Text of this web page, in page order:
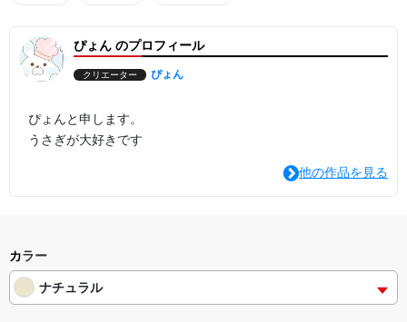
ぴょん のプロフィール
クリエーター ぴょん
ぴょんと申します。
うさぎが大好きです
他の作品を見る
カラー
ナチュラル